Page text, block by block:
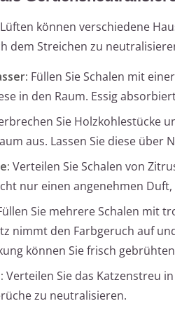
können verschiedene
dem Streichen zu
Füllen Sie Schalen mit
in den Raum. Essig
Sie Holzkohlestücke
aus. Lassen Sie diese
Verteilen Sie Schalen von
nur einen angenehmen
Sie mehrere Schalen mit
nimmt den Farbgeruch auf
können Sie frisch
Verteilen Sie das Katzenstreu
zu neutralisieren.